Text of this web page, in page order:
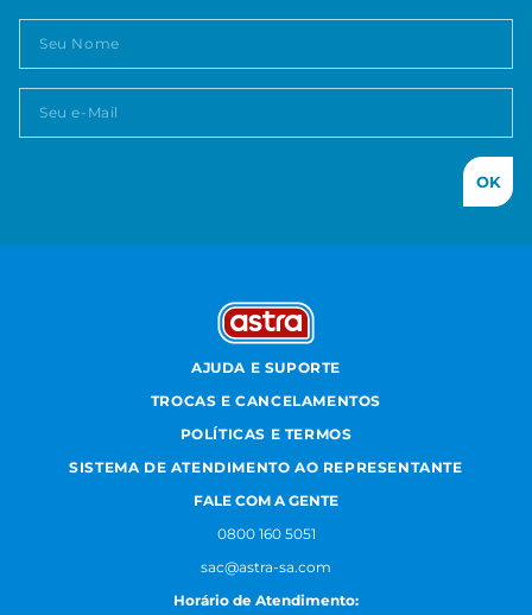
OK
AJUDA E SUPORTE
TROCAS E CANCELAMENTOS
POLÍTICAS E TERMOS
SISTEMA DE ATENDIMENTO AO REPRESENTANTE
FALE COM A GENTE
0800 160 5051
sac@astra-sa.com
Horário de Atendimento: